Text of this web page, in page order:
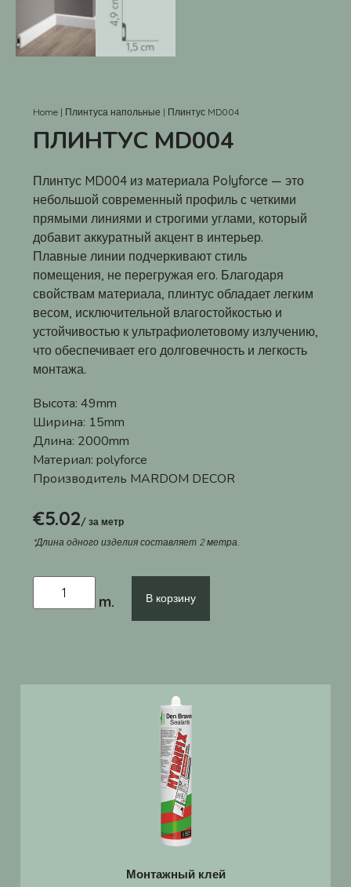
Home | Плинтуса напольные | Плинтус MD004
ПЛИНТУС MD004
Плинтус MD004 из материала Polyforce — это
небольшой современный профиль с четкими
прямыми линиями и строгими углами, который
добавит аккуратный акцент в интерьер.
Плавные линии подчеркивают стиль
помещения, не перегружая его. Благодаря
свойствам материала, плинтус обладает легким
весом, исключительной влагостойкостью и
устойчивостью к ультрафиолетовому излучению,
что обеспечивает его долговечность и легкость
монтажа.
Высота: 49mm
Ширина: 15mm
Длина: 2000mm
Материал: polyforce
Производитель MARDOM DECOR
€5.02/ за метр
*Длина одного изделия составляет 2 метра.
В корзину
Монтажный клей